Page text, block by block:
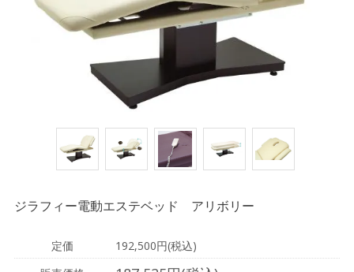
ジラフィー電動エステベッド アリボリー
定価
192,500円(税込)